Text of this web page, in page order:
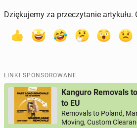
Dziękujemy za przeczytanie artykułu.
LINKI SPONSOROWANE
Kanguro Removals
to EU
Removals to Poland,
Moving, Custom